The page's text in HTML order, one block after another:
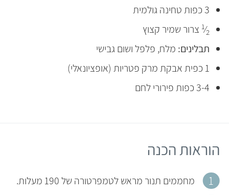
3 כפות טחינה גולמית
1⁄2 צרור שמיר קצוץ
תבלינים: מלח, פלפל ושום גבישי
1 כפית אבקת מרק פטריות (אופציונאלי)
3-4 כפות פירורי לחם
הוראות הכנה
מחממים תנור מראש לטמפרטורה של 190 מעלות.